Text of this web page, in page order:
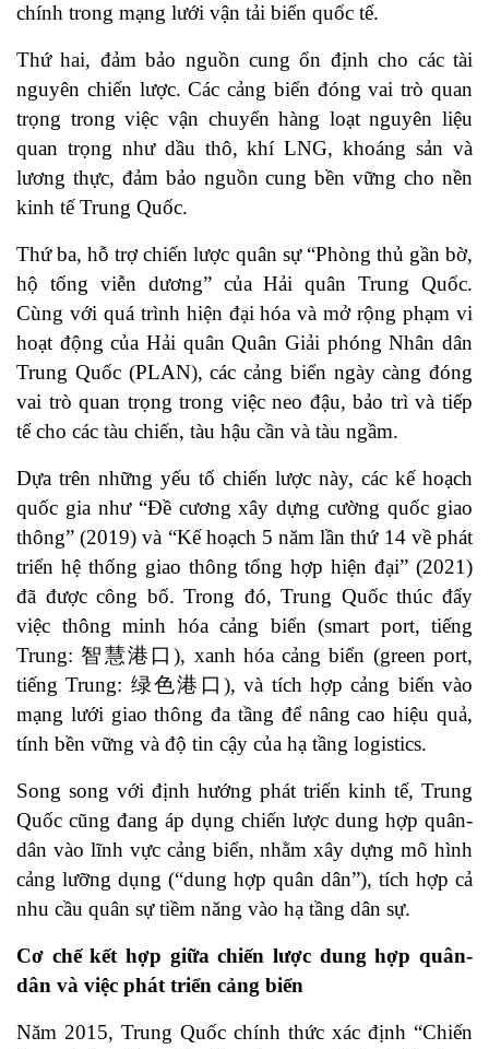
chính trong mạng lưới vận tải biển quốc tế.
Thứ hai, đảm bảo nguồn cung ổn định cho các tài
nguyên chiến lược.Các cảng biển đóng vai trò quan
trọng trong việc vận chuyển hàng loạt nguyên liệu
quan trọng như dầu thô, khí LNG, khoáng sản và
lương thực, đảm bảo nguồn cung bền vững cho nền
kinh tế Trung Quốc.
Thứ ba, hỗ trợ chiến lược quân sự “Phòng thủ gần bờ,
hộ tống viễn dương” của Hải quân Trung Quốc.
Cùng với quá trình hiện đại hóa và mở rộng phạm vi
hoạt động của Hải quân Quân Giải phóng Nhân dân
Trung Quốc (PLAN), các cảng biển ngày càng đóng
vai trò quan trọng trong việc neo đậu, bảo trì và tiếp
tế cho các tàu chiến, tàu hậu cần và tàu ngầm.
Dựa trên những yếu tố chiến lược này, các kế hoạch
quốc gia như “Đề cương xây dựng cường quốc giao
thông” (2019) và “Kế hoạch 5 năm lần thứ 14 về phát
triển hệ thống giao thông tổng hợp hiện đại” (2021)
đã được công bố. Trong đó, Trung Quốc thúc đẩy
việc thông minh hóa cảng biển (smart port, tiếng
Trung: 智慧港口), xanh hóa cảng biển (green port,
tiếng Trung: 绿色港口), và tích hợp cảng biển vào
mạng lưới giao thông đa tầng để nâng cao hiệu quả,
tính bền vững và độ tin cậy của hạ tầng logistics.
Song song với định hướng phát triển kinh tế, Trung
Quốc cũng đang áp dụng chiến lược dung hợp quân-
dân vào lĩnh vực cảng biển, nhằm xây dựng mô hình
cảng lưỡng dụng (“dung hợp quân dân”), tích hợp cả
nhu cầu quân sự tiềm năng vào hạ tầng dân sự.
Cơ chế kết hợp giữa chiến lược dung hợp quân-
dân và việc phát triển cảng biển
Năm 2015, Trung Quốc chính thức xác định “Chiến